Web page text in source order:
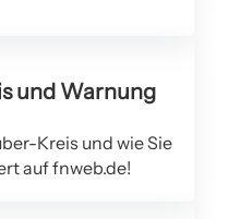
und Warnung
Kreis und wie Sie
auf fnweb.de!